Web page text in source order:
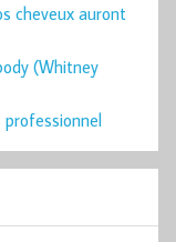
cheveux auront
(Whitney
professionnel